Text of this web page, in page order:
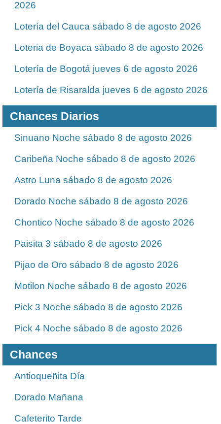
2026
Lotería del Cauca sábado 8 de agosto 2026
Loteria de Boyaca sábado 8 de agosto 2026
Lotería de Bogotá jueves 6 de agosto 2026
Lotería de Risaralda jueves 6 de agosto 2026
Chances Diarios
Sinuano Noche sábado 8 de agosto 2026
Caribeña Noche sábado 8 de agosto 2026
Astro Luna sábado 8 de agosto 2026
Dorado Noche sábado 8 de agosto 2026
Chontico Noche sábado 8 de agosto 2026
Paisita 3 sábado 8 de agosto 2026
Pijao de Oro sábado 8 de agosto 2026
Motilon Noche sábado 8 de agosto 2026
Pick 3 Noche sábado 8 de agosto 2026
Pick 4 Noche sábado 8 de agosto 2026
Chances
Antioqueñita Día
Dorado Mañana
Cafeterito Tarde